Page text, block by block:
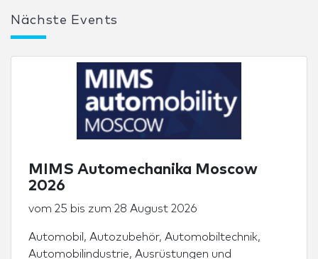
Nächste Events
MIMS Automechanika Moscow
2026
vom 25 bis zum 28 August 2026
Automobil , Autozubehör, Automobiltechnik,
Automobilindustrie, Ausrüstungen und